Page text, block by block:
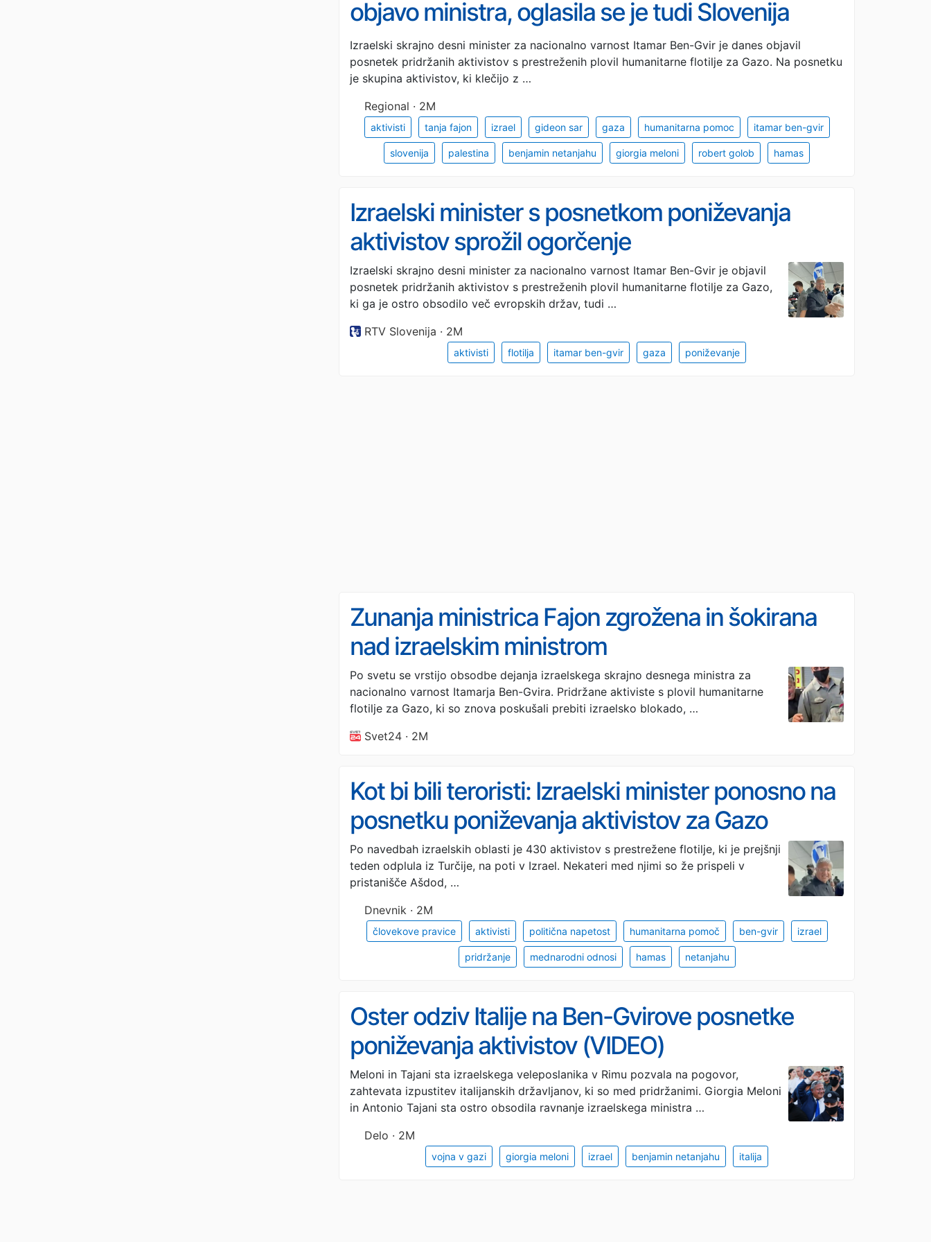
objavo ministra, oglasila se je tudi Slovenija
(VIDEO)
Izraelski skrajno desni minister za nacionalno varnost Itamar Ben-Gvir je danes objavil
posnetek pridržanih aktivistov s prestreženih plovil humanitarne flotilje za Gazo. Na posnetku
je skupina aktivistov, ki klečijo z …
Regional · 2M
aktivisti tanja fajon izrael gideon sar gaza humanitarna pomoc itamar ben-gvir
slovenija palestina benjamin netanjahu giorgia meloni robert golob hamas
Izraelski minister s posnetkom poniževanja
aktivistov sprožil ogorčenje
Izraelski skrajno desni minister za nacionalno varnost Itamar Ben-Gvir je objavil
posnetek pridržanih aktivistov s prestreženih plovil humanitarne flotilje za Gazo,
ki ga je ostro obsodilo več evropskih držav, tudi …
RTV Slovenija · 2M
aktivisti flotilja itamar ben-gvir gaza poniževanje
Zunanja ministrica Fajon zgrožena in šokirana
nad izraelskim ministrom
Po svetu se vrstijo obsodbe dejanja izraelskega skrajno desnega ministra za
nacionalno varnost Itamarja Ben-Gvira. Pridržane aktiviste s plovil humanitarne
flotilje za Gazo, ki so znova poskušali prebiti izraelsko blokado, …
Svet24 · 2M
Kot bi bili teroristi: Izraelski minister ponosno na
posnetku poniževanja aktivistov za Gazo
Po navedbah izraelskih oblasti je 430 aktivistov s prestrežene flotilje, ki je prejšnji
teden odplula iz Turčije, na poti v Izrael. Nekateri med njimi so že prispeli v
pristanišče Ašdod, …
Dnevnik · 2M
človekove pravice aktivisti politična napetost humanitarna pomoč ben-gvir izrael
pridržanje mednarodni odnosi hamas netanjahu
Oster odziv Italije na Ben-Gvirove posnetke
poniževanja aktivistov (VIDEO)
Meloni in Tajani sta izraelskega veleposlanika v Rimu pozvala na pogovor,
zahtevata izpustitev italijanskih državljanov, ki so med pridržanimi. Giorgia Meloni
in Antonio Tajani sta ostro obsodila ravnanje izraelskega ministra …
Delo · 2M
vojna v gazi giorgia meloni izrael benjamin netanjahu italija